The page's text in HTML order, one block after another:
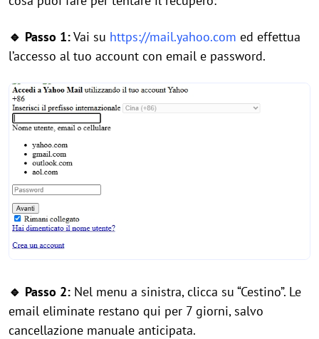
🔹 Passo 1:Vai su https://mail.yahoo.com ed effettua
l’accesso al tuo account con email e password.
🔹 Passo 2: Nel menu a sinistra, clicca su “Cestino”. Le
email eliminate restano qui per 7 giorni, salvo
cancellazione manuale anticipata.